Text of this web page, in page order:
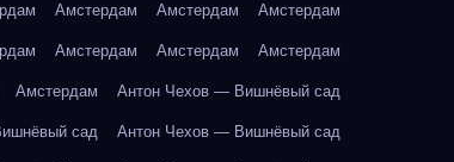
Амстердам Амстердам Амстердам
Амстердам Амстердам Амстердам
Амстердам Антон Чехов — Вишнёвый сад
сад Антон Чехов — Вишнёвый сад